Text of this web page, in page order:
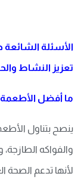
الأسئلة
تعزيز النشاط
ما أفضل الأطعمة
ينصح بتناول
والفواكه الطازجة،
لأنها تدعم الصحة